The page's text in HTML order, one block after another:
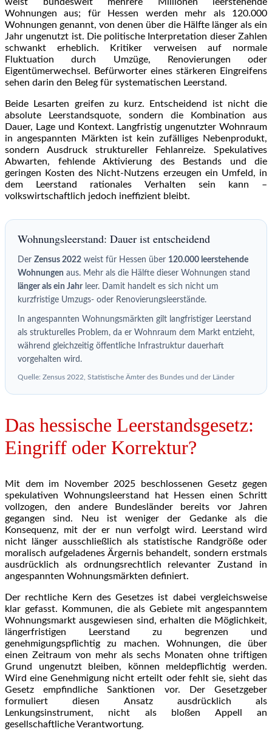
Wohnungen aus; für Hessen werden mehr als 120.000
Wohnungen genannt, von denen über die Hälfte länger als ein
Jahr ungenutzt ist. Die politische Interpretation dieser Zahlen
schwankt erheblich. Kritiker verweisen auf normale
Fluktuation durch Umzüge, Renovierungen oder
Eigentümerwechsel. Befürworter eines stärkeren Eingreifens
sehen darin den Beleg für systematischen Leerstand.
Beide Lesarten greifen zu kurz. Entscheidend ist nicht die
absolute Leerstandsquote, sondern die Kombination aus
Dauer, Lage und Kontext. Langfristig ungenutzter Wohnraum
in angespannten Märkten ist kein zufälliges Nebenprodukt,
sondern Ausdruck struktureller Fehlanreize. Spekulatives
Abwarten, fehlende Aktivierung des Bestands und die
geringen Kosten des Nicht-Nutzens erzeugen ein Umfeld, in
dem Leerstand rationales Verhalten sein kann –
volkswirtschaftlich jedoch ineffizient bleibt.
Wohnungsleerstand: Dauer ist entscheidend
Der Zensus 2022 weist für Hessen über 120.000 leerstehende
Wohnungen aus. Mehr als die Hälfte dieser Wohnungen stand
länger als ein Jahr leer. Damit handelt es sich nicht um
kurzfristige Umzugs- oder Renovierungsleerstände.
In angespannten Wohnungsmärkten gilt langfristiger Leerstand
als strukturelles Problem, da er Wohnraum dem Markt entzieht,
während gleichzeitig öffentliche Infrastruktur dauerhaft
vorgehalten wird.
Quelle: Zensus 2022, Statistische Ämter des Bundes und der Länder
Das hessische Leerstandsgesetz:
Eingriff oder Korrektur?
Mit dem im November 2025 beschlossenen Gesetz gegen
spekulativen Wohnungsleerstand hat Hessen einen Schritt
vollzogen, den andere Bundesländer bereits vor Jahren
gegangen sind. Neu ist weniger der Gedanke als die
Konsequenz, mit der er nun verfolgt wird. Leerstand wird
nicht länger ausschließlich als statistische Randgröße oder
moralisch aufgeladenes Ärgernis behandelt, sondern erstmals
ausdrücklich als ordnungsrechtlich relevanter Zustand in
angespannten Wohnungsmärkten definiert.
Der rechtliche Kern des Gesetzes ist dabei vergleichsweise
klar gefasst. Kommunen, die als Gebiete mit angespanntem
Wohnungsmarkt ausgewiesen sind, erhalten die Möglichkeit,
längerfristigen Leerstand zu begrenzen und
genehmigungspflichtig zu machen. Wohnungen, die über
einen Zeitraum von mehr als sechs Monaten ohne triftigen
Grund ungenutzt bleiben, können meldepflichtig werden.
Wird eine Genehmigung nicht erteilt oder fehlt sie, sieht das
Gesetz empfindliche Sanktionen vor. Der Gesetzgeber
formuliert diesen Ansatz ausdrücklich als
Lenkungsinstrument, nicht als bloßen Appell an
gesellschaftliche Verantwortung.